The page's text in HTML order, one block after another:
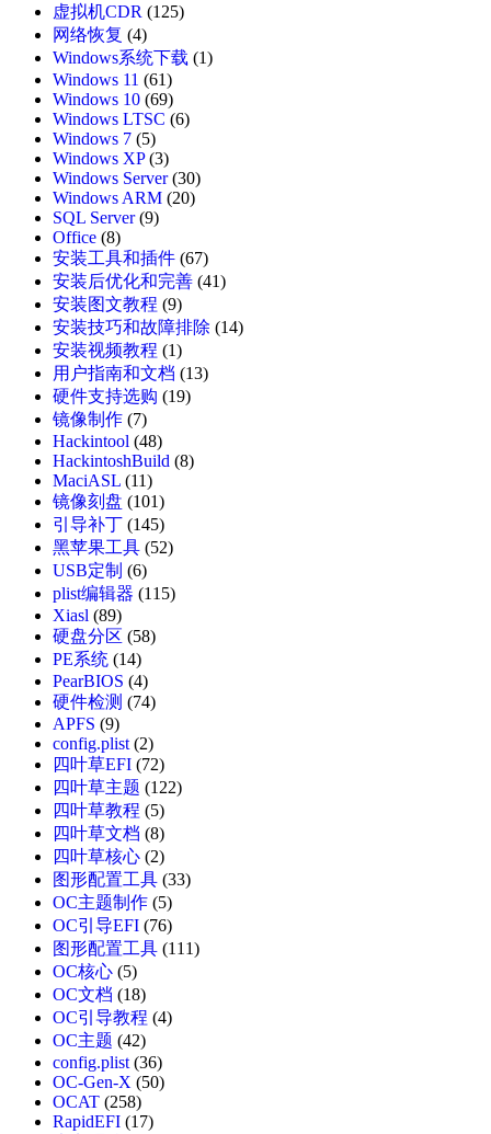
虚拟机CDR (125)
网络恢复 (4)
Windows系统下载 (1)
Windows 11 (61)
Windows 10 (69)
Windows LTSC (6)
Windows 7 (5)
Windows XP(3)
Windows Server(30)
Windows ARM (20)
SQL Server(9)
Office (8)
安装工具和插件 (67)
安装后优化和完善 (41)
安装图文教程 (9)
安装技巧和故障排除 (14)
安装视频教程 (1)
用户指南和文档 (13)
硬件支持选购 (19)
镜像制作 (7)
Hackintool (48)
HackintoshBuild (8)
MaciASL (11)
镜像刻盘 (101)
引导补丁 (145)
黑苹果工具 (52)
USB定制 (6)
plist编辑器 (115)
Xiasl (89)
硬盘分区 (58)
PE系统 (14)
PearBIOS (4)
硬件检测 (74)
APFS (9)
config.plist(2)
四叶草EFI (72)
四叶草主题 (122)
四叶草教程 (5)
四叶草文档 (8)
四叶草核心 (2)
图形配置工具 (33)
OC主题制作 (5)
OC引导EFI (76)
图形配置工具 (111)
OC核心 (5)
OC文档 (18)
OC引导教程 (4)
OC主题 (42)
config.plist(36)
OC-Gen-X (50)
OCAT (258)
RapidEFI (17)